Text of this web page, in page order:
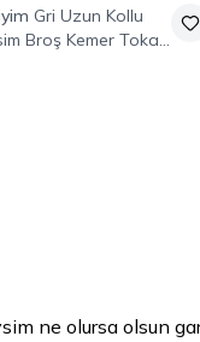
Gri Uzun Kollu
Broş Kemer Tokalı
ne olursa olsun